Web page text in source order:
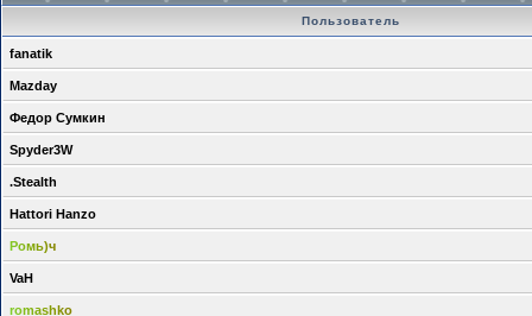
Пользователь
fanatik
Mazday
Федор Сумкин
Spyder3W
.Stealth
Hattori Hanzo
Ромь)ч
VaH
romashko